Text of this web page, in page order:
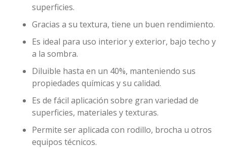
superficies.
Gracias a su textura, tiene un buen rendimiento.
Es ideal para uso interior y exterior, bajo techo y
a la sombra.
Diluible hasta en un 40%, manteniendo sus
propiedades químicas y su calidad.
Es de fácil aplicación sobre gran variedad de
superficies, materiales y texturas.
Permite ser aplicada con rodillo, brocha u otros
equipos técnicos.